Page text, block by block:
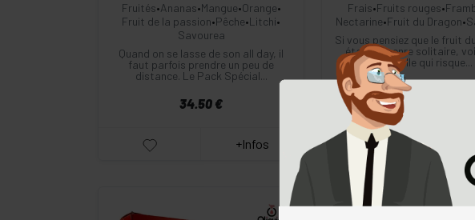
Fruités•Ananas•Mangue•Orange•
Fruit de la passion•Pêche•Litchi•
Savourea
Quand on se lasse de son all day, il
faut parfois prendre un peu de
distance. Le Pack Spécial...
34.50 €
+Infos
Frais•Fruits rouges•
Nectarine•Fruit du Dragon•
Si vous pensiez que le fruit
était du genre solitaire,
nouvelle qui risque...
34.50 €